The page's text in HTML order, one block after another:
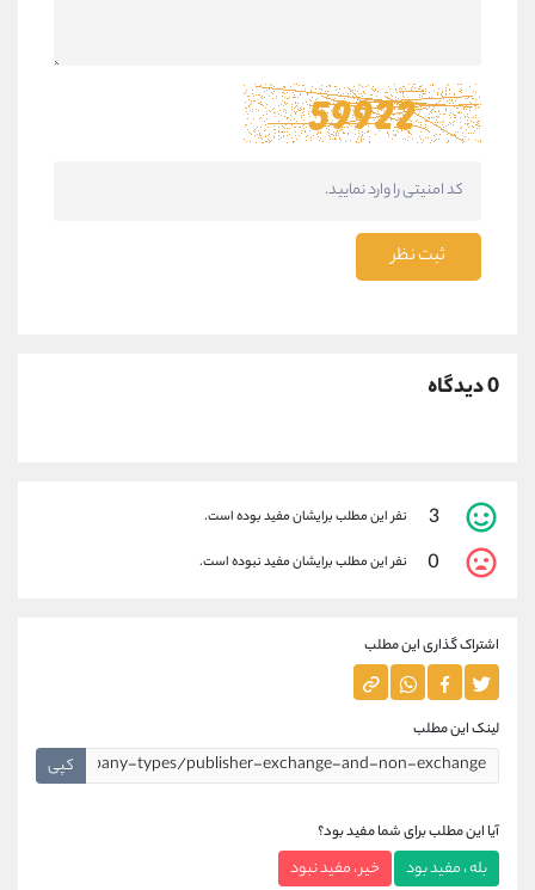
ثبت نظر
0 دیدگاه
3 نفر این مطلب برایشان مفید بوده است.
0 نفر این مطلب برایشان مفید نبوده است.
اشتراک گذاری این مطلب
لینک این مطلب
کپی
آیا این مطلب برای شما مفید بود؟
بله ، مفید بود خیر ، مفید نبود